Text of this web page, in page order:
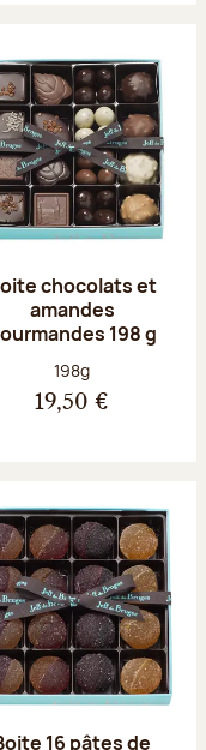
chocolats et
amandes
198 g
Poids net :
198g
19,50 €
16 pâtes de